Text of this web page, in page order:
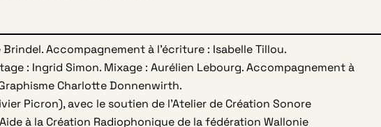
Accompagnement à l’écriture : Isabelle Tillou.
: Ingrid Simon. Mixage : Aurélien Lebourg. Accompagnement à
Charlotte Donnenwirth.
Picron), avec le soutien de l’Atelier de Création Sonore
à la Création Radiophonique de la fédération Wallonie